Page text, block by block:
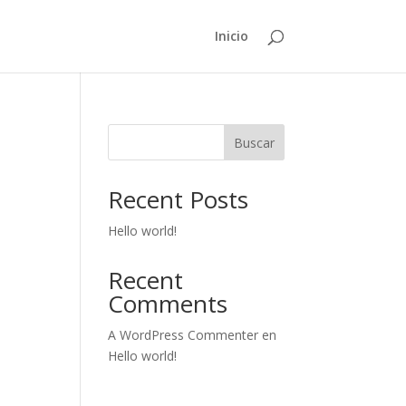
Inicio
Buscar
Recent Posts
Hello world!
Recent
Comments
A WordPress Commenter en
Hello world!